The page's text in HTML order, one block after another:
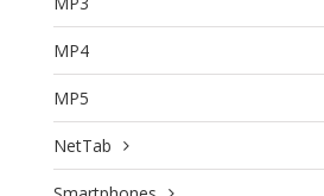
MP4
MP5
NetTab